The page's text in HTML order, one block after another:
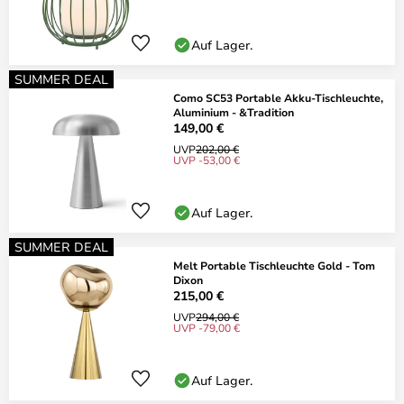
Auf Lager.
SUMMER DEAL
Como SC53 Portable Akku-Tischleuchte,
Aluminium - &Tradition
149,00 €
UVP202,00 €
UVP -53,00 €
Auf Lager.
SUMMER DEAL
Melt Portable Tischleuchte Gold - Tom
Dixon
215,00 €
UVP294,00 €
UVP -79,00 €
Auf Lager.